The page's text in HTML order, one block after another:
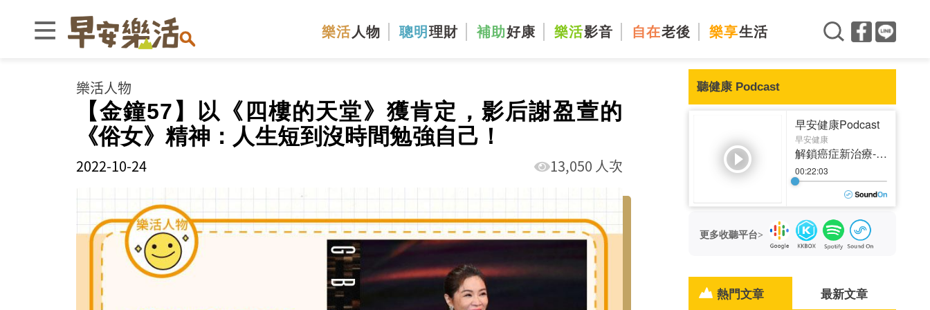
樂活 人物 聰明 理財 補助好康 樂活影音 自在老後 樂享生活
樂活人物
【金鐘57】以《四樓的天堂》獲肯定，影后謝盈萱的
《俗女》精神：人生短到沒時間勉強自己！
2022-10-24 13,050 人次
聽健康 Podcast
更多收聽平台>
熱門文章 最新文章